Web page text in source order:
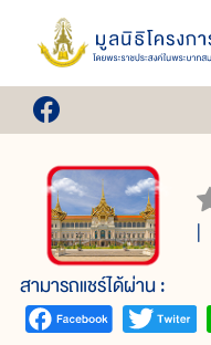
สามารถแชร์ได้ผ่าน :